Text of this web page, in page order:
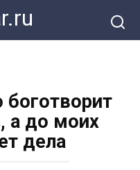
а до моих
дела